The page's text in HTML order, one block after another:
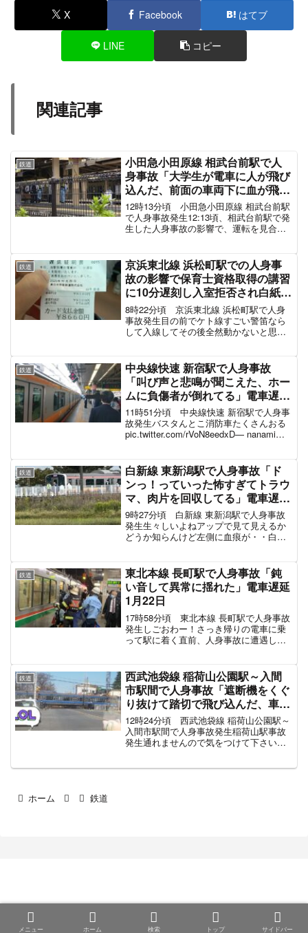
【小田急線(相武台前〜海老名) 上下線 運転再開】
運転を見合わせていましたが、23:02頃に全線で
— とれいんふぉ 首都圏エリア 非公式運行情報な
ど (@Trainfo_)September 20, 2022
帰りに乗っていた電車が、人身事故にあってしま
い。最寄り駅まで、歩きと途中からタクシー。や
っと電車に乗って帰宅中。2時間以上遅れてる。
pic.twitter.com/hDmUWUNiZC
— Chanmasa (@masachan26768)September 20,
2022
スポンサーリンク
メニュー ホーム 検索 トップ サイドバー